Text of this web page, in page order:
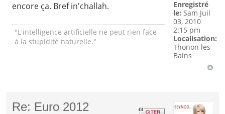
encore ça. Bref in'challah.
"L'intelligence artificielle ne peut rien face
à la stupidité naturelle."
Enregistré
le: Sam Juil
03, 2010
2:15 pm
Localisation:
Thonon les
Bains
Re: Euro 2012